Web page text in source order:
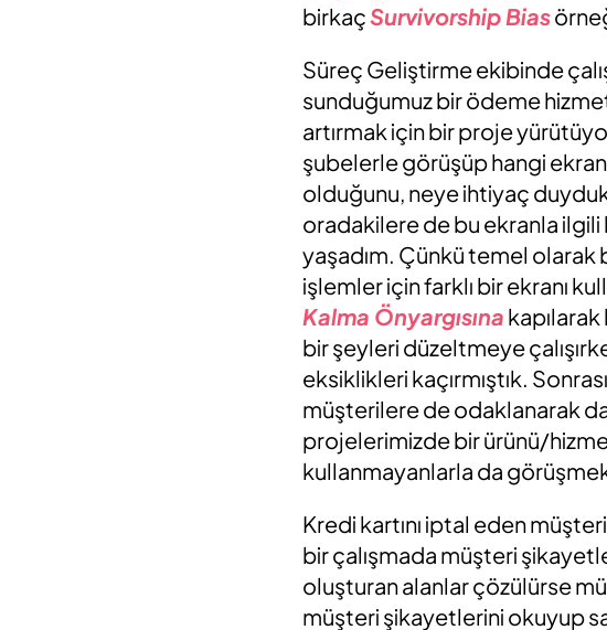
birkaçSurvivorship Bias
Süreç Geliştirme ekibinde
sunduğumuz bir ödeme
artırmak için bir proje
şubelerle görüşüp hangi
olduğunu, neye ihtiyaç
oradakilere de bu ekranla
yaşadım. Çünkü temel
işlemler için farklı bir ekranı
Kalma Önyargısına
bir şeyleri düzeltmeye
eksiklikleri kaçırmıştık.
müşterilere de odaklanarak
projelerimizde bir ürünü/
kullanmayanlarla da
Kredi kartını iptal eden
bir çalışmada müşteri
oluşturan alanlar çözülürse
müşteri şikayetlerini okuyup